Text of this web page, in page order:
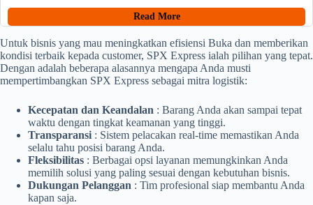
Read More
Untuk bisnis yang mau meningkatkan efisiensi Buka dan memberikan
kondisi terbaik kepada customer, SPX Express ialah pilihan yang tepat.
Dengan adalah beberapa alasannya mengapa Anda musti
mempertimbangkan SPX Express sebagai mitra logistik:
Kecepatan dan Keandalan : Barang Anda akan sampai tepat
waktu dengan tingkat keamanan yang tinggi.
Transparansi : Sistem pelacakan real-time memastikan Anda
selalu tahu posisi barang Anda.
Fleksibilitas : Berbagai opsi layanan memungkinkan Anda
memilih solusi yang paling sesuai dengan kebutuhan bisnis.
Dukungan Pelanggan : Tim profesional siap membantu Anda
kapan saja.